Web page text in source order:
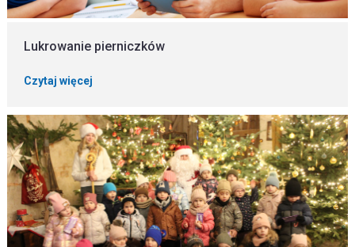
Lukrowanie pierniczków
Czytaj więcej